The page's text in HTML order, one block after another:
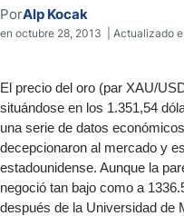
PorAlp Kocak
en octubre 28, 2013 | Actualizado
El precio del oro (par XAU/
situándose en los 1.351,54
una serie de datos
decepcionaron al mercado y
estadounidense. Aunque la
negoció tan bajo como a
después de la Universidad de